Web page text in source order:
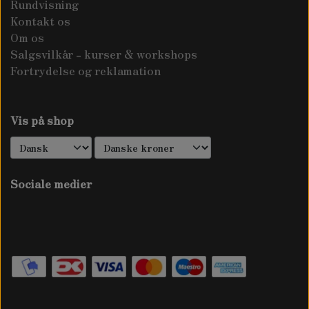
Rundvisning
Kontakt os
Om os
Salgsvilkår - kurser & workshops
Fortrydelse og reklamation
Vis på shop
Sociale medier